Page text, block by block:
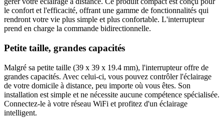
le confort et l'efficacité, offrant une gamme de fonctionnalités qui
rendront votre vie plus simple et plus confortable. L'interrupteur
prend en charge la commande bidirectionnelle.
Petite taille, grandes capacités
Malgré sa petite taille (39 x 39 x 19.4 mm), l'interrupteur offre de
grandes capacités. Avec celui-ci, vous pouvez contrôler l'éclairage
de votre domicile à distance, peu importe où vous êtes. Son
installation est simple et ne nécessite aucune compétence spécialisée.
Connectez-le à votre réseau WiFi et profitez d'un éclairage
intelligent.